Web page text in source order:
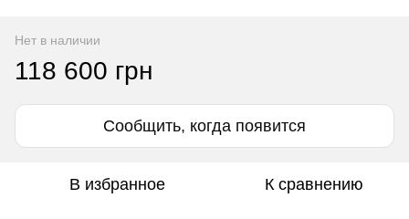
Нет в наличии
118 600 грн
Сообщить, когда появится
В избранное К сравнению